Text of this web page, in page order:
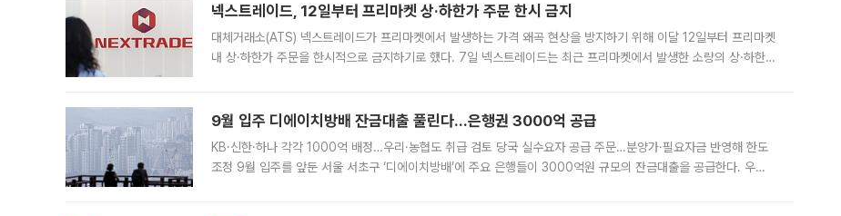
넥스트레이드, 12일부터 프리마켓 상·하한가 주문 한시 금지
대체거래소(ATS) 넥스트레이드가 프리마켓에서 발생하는 가격 왜곡 현상을 방지하기 위해 이달 12일부터 프리마켓
내 상·하한가 주문을 한시적으로 금지하기로 했다. 7일 넥스트레이드는 최근 프리마켓에서 발생한 소량의 상·하한
9월 입주 디에이치방배 잔금대출 풀린다…은행권 3000억 공급
KB·신한·하나 각각 1000억 배정…우리·농협도 취급 검토 당국 실수요자 공급 주문…분양가·필요자금 반영해 한도
조정 9월 입주를 앞둔 서울 서초구 ‘디에이치방배’에 주요 은행들이 3000억원 규모의 잔금대출을 공급한다. 우리